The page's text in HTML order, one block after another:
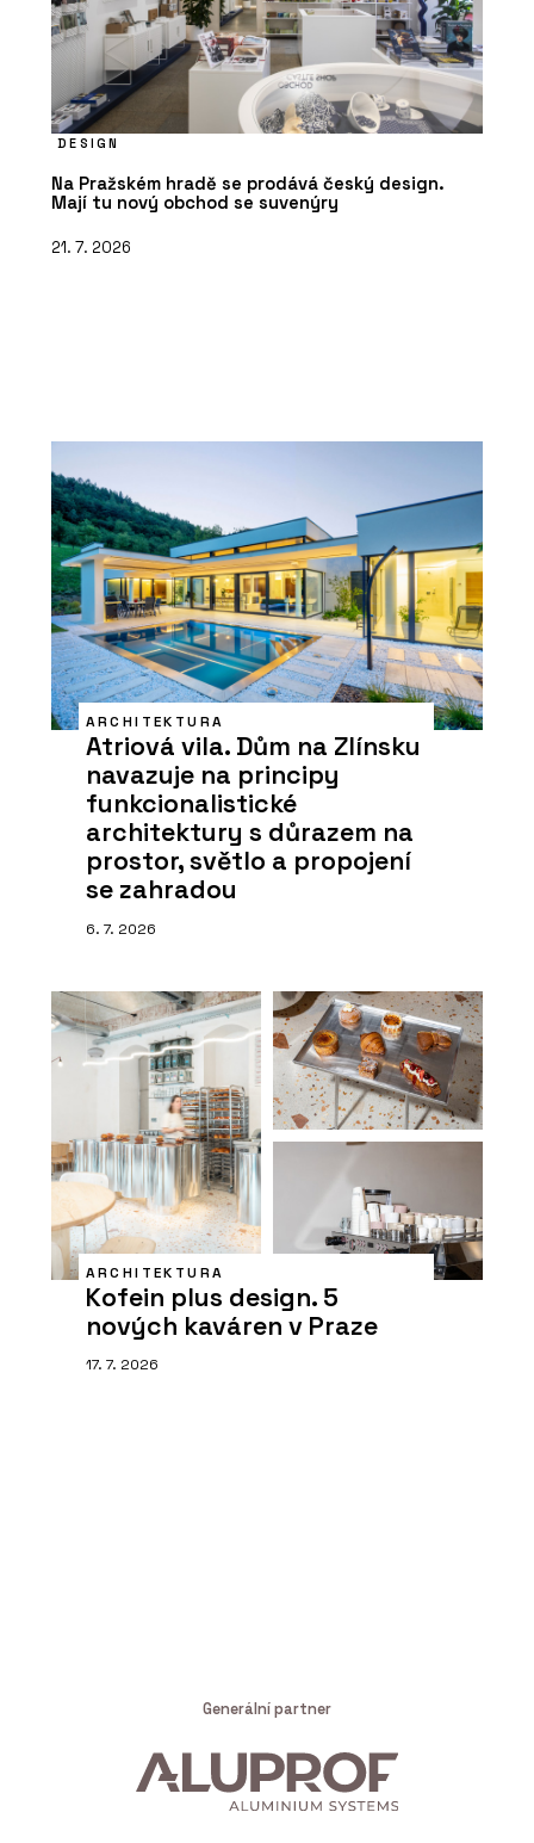
DESIGN
Na Pražském hradě se prodává český design.
Mají tu nový obchod se suvenýry
21. 7. 2026
ARCHITEKTURA
Atriová vila. Dům na Zlínsku
navazuje na principy
funkcionalistické
architektury s důrazem na
prostor, světlo a propojení
se zahradou
6. 7. 2026
ARCHITEKTURA
Kofein plus design. 5
nových kaváren v Praze
17. 7. 2026
Generální partner